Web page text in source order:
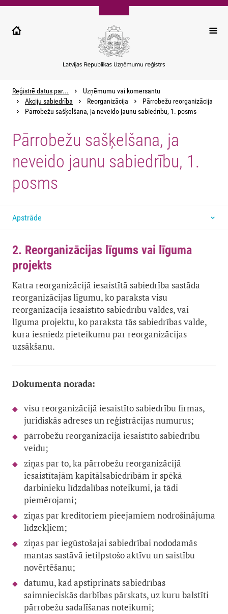
Pārlekt
galveno
Reģistrē datus par...
Uzņēmumu vai komersantu
Akciju sabiedrība
Reorganizācija
Pārrobežu reorganizācija
Pārrobežu sašķelšana, ja neveido jaunu sabiedrību, 1. posms
Pārrobežu sašķelšana, ja
neveido jaunu sabiedrību, 1.
posms
Apstrāde
2. Reorganizācijas līgums vai līguma
projekts
Katra reorganizācijā iesaistītā sabiedrība sastāda
reorganizācijas līgumu, ko paraksta visu
reorganizācijā iesaistīto sabiedrību valdes, vai
līguma projektu, ko paraksta tās sabiedrības valde,
kura iesniedz pieteikumu par reorganizācijas
uzsākšanu.
Dokumentā norāda:
visu reorganizācijā iesaistīto sabiedrību firmas,
juridiskās adreses un reģistrācijas numurus;
pārrobežu reorganizācijā iesaistīto sabiedrību
veidu;
ziņas par to, ka pārrobežu reorganizācijā
iesaistītajām kapitālsabiedrībām ir spēkā
darbinieku līdzdalības noteikumi, ja tādi
piemērojami;
ziņas par kreditoriem pieejamiem nodrošinājuma
līdzekļiem;
ziņas par iegūstošajai sabiedrībai nododamās
mantas sastāvā ietilpstošo aktīvu un saistību
novērtēšanu;
datumu, kad apstiprināts sabiedrības
saimnieciskās darbības pārskats, uz kuru balstīti
pārrobežu sadalīšanas noteikumi;